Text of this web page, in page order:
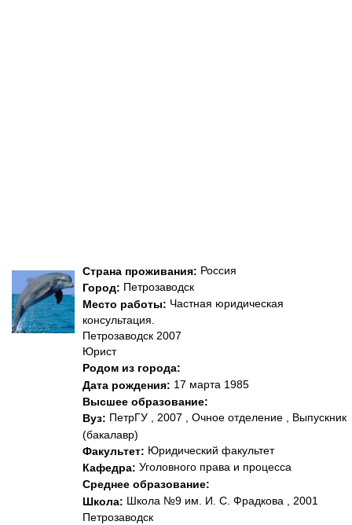
Страна проживания: Россия
Город: Петрозаводск
Место работы: Частная юридическая
консультация.
Петрозаводск 2007
Юрист
Родом из города:
Дата рождения: 17 марта 1985
Высшее образование:
Вуз: ПетрГУ , 2007 , Очное отделение , Выпускник
(бакалавр)
Факультет: Юридический факультет
Кафедра: Уголовного права и процесса
Среднее образование:
Школа: Школа №9 им. И. С. Фрадкова , 2001
Петрозаводск